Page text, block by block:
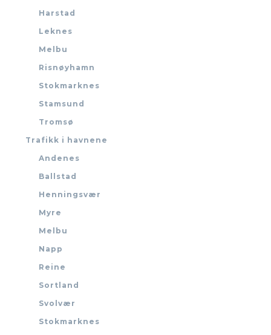
Harstad
Leknes
Melbu
Risnøyhamn
Stokmarknes
Stamsund
Tromsø
Trafikk i havnene
Andenes
Ballstad
Henningsvær
Myre
Melbu
Napp
Reine
Sortland
Svolvær
Stokmarknes